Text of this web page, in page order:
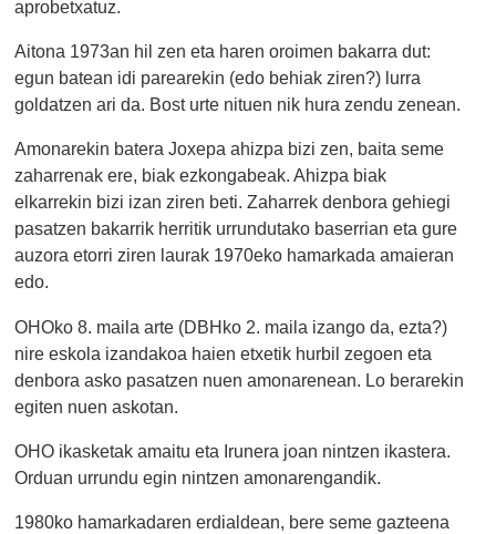
aprobetxatuz.
Aitona 1973an hil zen eta haren oroimen bakarra dut:
egun batean idi parearekin (edo behiak ziren?) lurra
goldatzen ari da. Bost urte nituen nik hura zendu zenean.
Amonarekin batera Joxepa ahizpa bizi zen, baita seme
zaharrenak ere, biak ezkongabeak. Ahizpa biak
elkarrekin bizi izan ziren beti. Zaharrek denbora gehiegi
pasatzen bakarrik herritik urrundutako baserrian eta gure
auzora etorri ziren laurak 1970eko hamarkada amaieran
edo.
OHOko 8. maila arte (DBHko 2. maila izango da, ezta?)
nire eskola izandakoa haien etxetik hurbil zegoen eta
denbora asko pasatzen nuen amonarenean. Lo berarekin
egiten nuen askotan.
OHO ikasketak amaitu eta Irunera joan nintzen ikastera.
Orduan urrundu egin nintzen amonarengandik.
1980ko hamarkadaren erdialdean, bere seme gazteena